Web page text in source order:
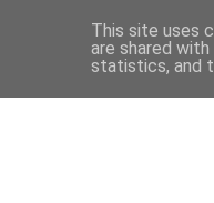
This site uses
are shared
statistics, and